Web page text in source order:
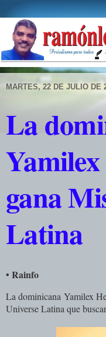
MARTES, 22 DE JULIO DE
La
gana
Latina
• Rainfo
La dominicana Yamilex
Universe Latina que